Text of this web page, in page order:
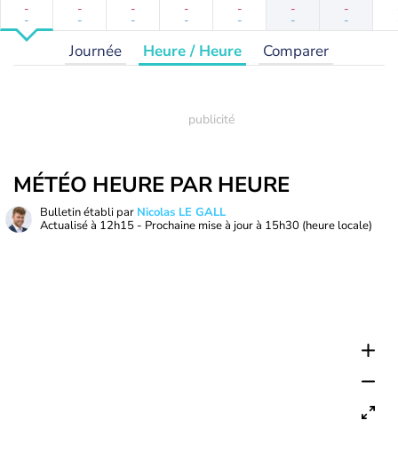
-
-
-
-
-
-
-
-
-
-
-
-
-
-
Journée Heure / Heure Comparer
MÉTÉO HEURE PAR HEURE
Bulletin établi par Nicolas LE GALL
Actualisé à 12h15 - Prochaine mise à jour à 15h30 (heure locale)